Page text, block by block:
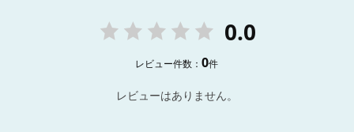
0.0
レビュー件数：0件
レビューはありません。